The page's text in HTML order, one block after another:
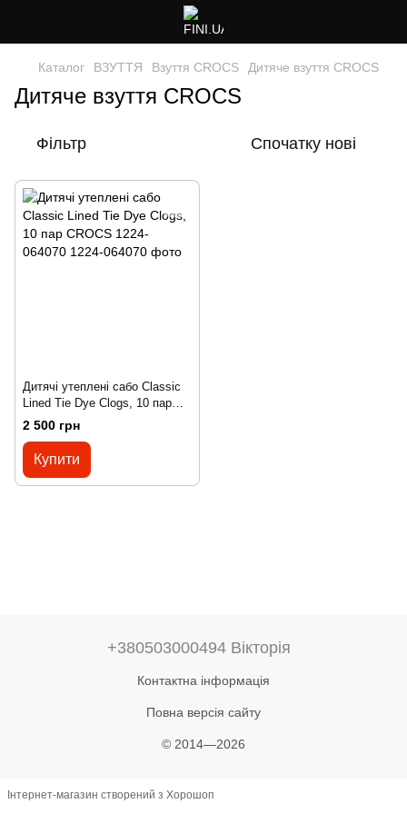
Каталог ВЗУТТЯ Взуття CROCS Дитяче взуття CROCS
Дитяче взуття CROCS
Фільтр Спочатку нові
Дитячі утеплені сабо Classic
Lined Tie Dye Clogs, 10 пар
CROCS 1224-064070
2 500 грн
Купити
+380503000494 Вікторія
Контактна інформація
Повна версія сайту
© 2014—2026
Інтернет-магазин створений з Хорошоп